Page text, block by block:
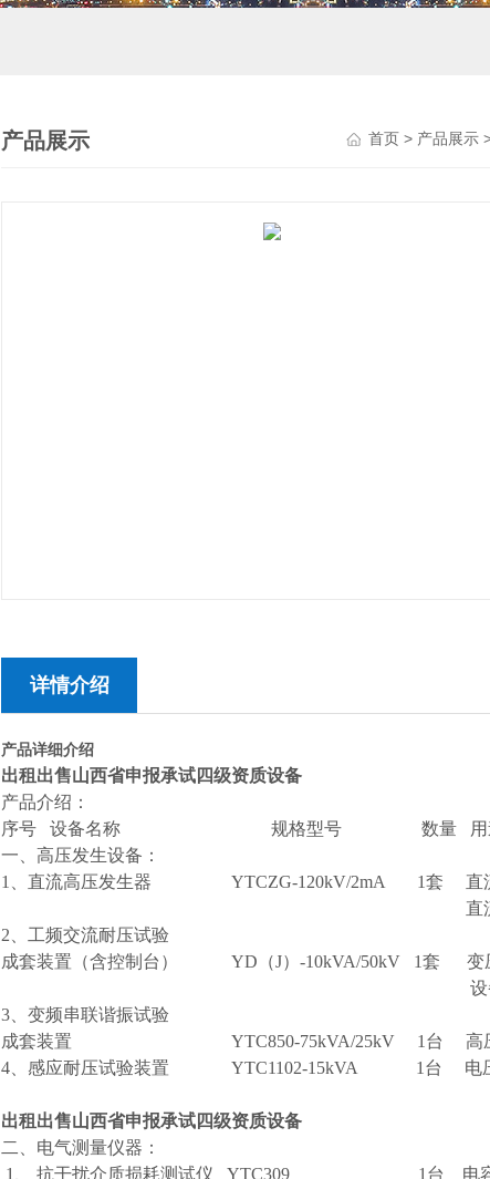
产品展示 首页 > 产品展示
详情介绍
产品详细介绍
出租出售山西省申报承试四级资质设备
产品介绍：
序号 设备名称 规格型号 数量 用
一、高压发生设备：
1、直流高压发生器 YTCZG-120kV/2mA 1套 直流耐
直流参考电压和直流
2、工频交流耐压试验
成套装置（含控制台） YD（J）-10kVA/50kV 1套 变压
设备的耐压
3、变频串联谐振试验
成套装置 YTC850-75kVA/25kV 1台 高压电
4、感应耐压试验装置 YTC1102-15kVA 1台 电压
出租出售山西省申报承试四级资质设备
二、电气测量仪器：
1、 抗干扰介质损耗测试仪 YTC309 1台 电容